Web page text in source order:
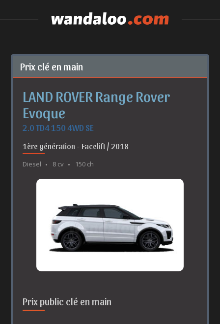
Prix clé en main
LAND ROVER Range Rover
Evoque
2.0 TD4 150 4WD SE
1ère génération - Facelift / 2018
Diesel 8 cv 150 ch
Prix public clé en main